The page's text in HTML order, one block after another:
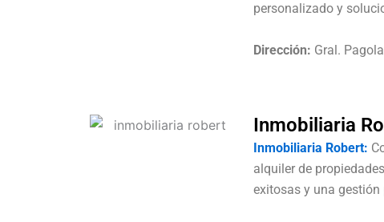
personalizado y
Dirección: Gral.
Inmobiliaria
Inmobiliaria Robert:
alquiler de
exitosas y una